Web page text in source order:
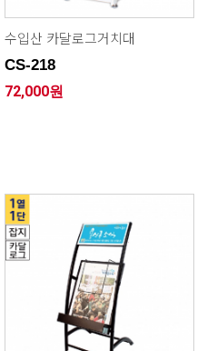
수입산 카달로그거치대
CS-218
72,000원